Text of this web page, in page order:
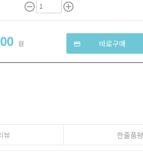
remove_circle_outline add_circle_outline
원 credit_card 바로구매
뷰 한줄품평